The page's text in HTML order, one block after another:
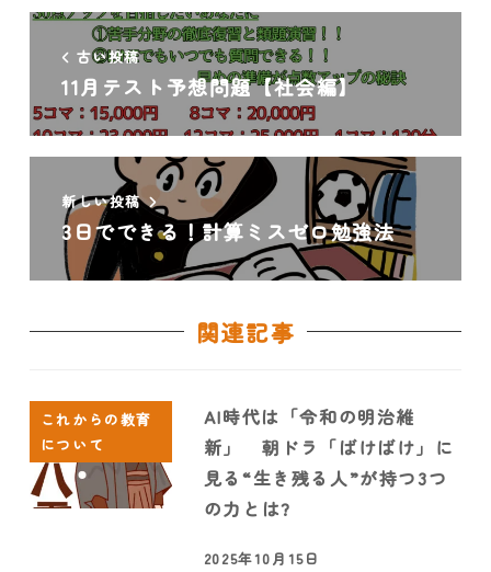
古い投稿
11月テスト予想問題【社会編】
新しい投稿
3日でできる！計算ミスゼロ勉強法
関連記事
これからの教育
について
AI時代は「令和の明治維
新」 朝ドラ「ばけばけ」に
見る“生き残る人”が持つ3つ
の力とは?
2025年10月15日